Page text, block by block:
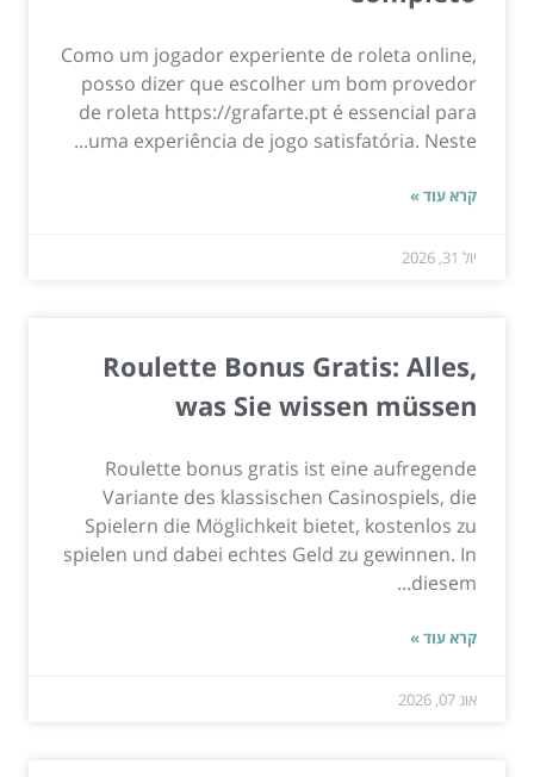
Como um jogador experiente de roleta online,
posso dizer que escolher um bom provedor
de roleta https://grafarte.pt é essencial para
uma experiência de jogo satisfatória. Neste...
קרא עוד »
יול 31, 2026
Roulette Bonus Gratis: Alles,
was Sie wissen müssen
Roulette bonus gratis ist eine aufregende
Variante des klassischen Casinospiels, die
Spielern die Möglichkeit bietet, kostenlos zu
spielen und dabei echtes Geld zu gewinnen. In
diesem...
קרא עוד »
אוג 07, 2026